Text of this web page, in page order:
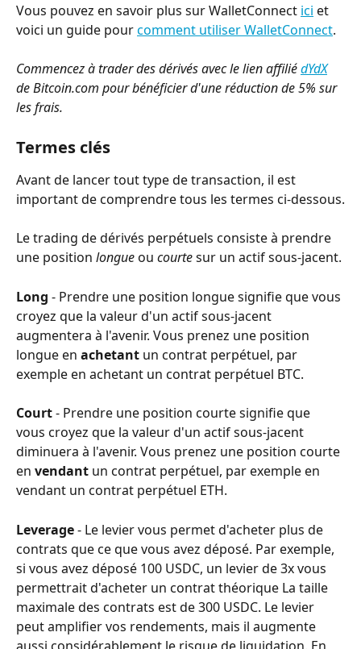
Vous pouvez en savoir plus sur WalletConnect ici et
voici un guide pour comment utiliser WalletConnect.
Commencez à trader des dérivés avec le lien affilié dYdX
de Bitcoin.com pour bénéficier d'une réduction de 5% sur
les frais.
Termes clés
Avant de lancer tout type de transaction, il est
important de comprendre tous les termes ci-dessous.
Le trading de dérivés perpétuels consiste à prendre
une position longue ou courte sur un actif sous-jacent.
Long - Prendre une position longue signifie que vous
croyez que la valeur d'un actif sous-jacent
augmentera à l'avenir. Vous prenez une position
longue en achetant un contrat perpétuel, par
exemple en achetant un contrat perpétuel BTC.
Court - Prendre une position courte signifie que
vous croyez que la valeur d'un actif sous-jacent
diminuera à l'avenir. Vous prenez une position courte
en vendant un contrat perpétuel, par exemple en
vendant un contrat perpétuel ETH.
Leverage - Le levier vous permet d'acheter plus de
contrats que ce que vous avez déposé. Par exemple,
si vous avez déposé 100 USDC, un levier de 3x vous
permettrait d'acheter un contrat théorique La taille
maximale des contrats est de 300 USDC. Le levier
peut amplifier vos rendements, mais il augmente
aussi considérablement le risque de liquidation. En